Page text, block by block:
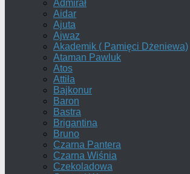
Admirał
Aidar
Ajuta
Ajwaz
Akademik ( Pamięci Dżeniewa)
Ataman Pawluk
Atos
Attiła
Bajkonur
Baron
Bastra
Brigantina
Bruno
Czarna Pantera
Czarna Wiśnia
Czekoladowa